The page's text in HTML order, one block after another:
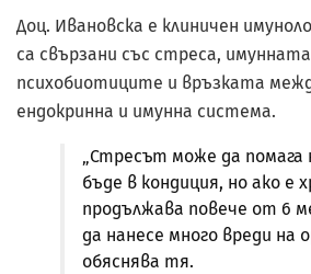
Доц. Ивановска е клиничен
са свързани със стреса,
психобиотиците и връзката
ендокринна и имунна система.
„Стресът може да помага
бъде в кондиция, но ако е
продължава повече от 6
да нанесе много вреди на
обяснява тя.